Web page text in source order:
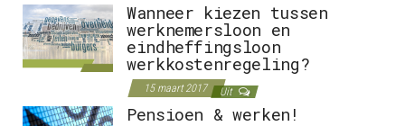
Wanneer kiezen tussen
werknemersloon en
eindheffingsloon
werkkostenregeling?
15 maart 2017 Uit
Pensioen & werken!